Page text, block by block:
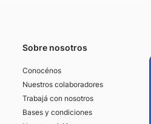
Sobre nosotros
Conocénos
Nuestros colaboradores
Trabajá con nosotros
Bases y condiciones